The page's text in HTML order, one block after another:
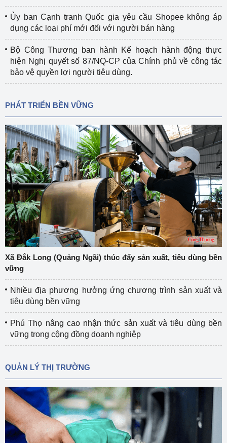
Ủy ban Cạnh tranh Quốc gia yêu cầu Shopee không áp
dụng các loại phí mới đối với người bán hàng
Bộ Công Thương ban hành Kế hoạch hành động thực
hiện Nghị quyết số 87/NQ-CP của Chính phủ về công tác
bảo vệ quyền lợi người tiêu dùng.
PHÁT TRIỂN BỀN VỮNG
Xã Đắk Long (Quảng Ngãi) thúc đẩy sản xuất, tiêu dùng bền
vững
Nhiều địa phương hưởng ứng chương trình sản xuất và
tiêu dùng bền vững
Phú Thọ nâng cao nhận thức sản xuất và tiêu dùng bền
vững trong cộng đồng doanh nghiệp
QUẢN LÝ THỊ TRƯỜNG